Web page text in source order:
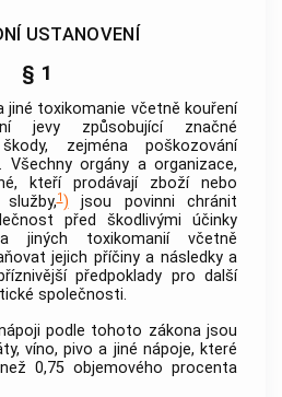
USTANOVENÍ
§ 1
jiné toxikomanie včetně kouření
jevy způsobující značné
zejména poškozování
Všechny orgány a organizace,
kteří prodávají zboží nebo
1) jsou povinni chránit
před škodlivými účinky
jiných toxikomanií včetně
jejich příčiny a následky a
předpoklady pro další
společnosti.
podle tohoto zákona jsou
víno, pivo a jiné nápoje, které
0,75 objemového procenta